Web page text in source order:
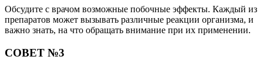
Обсудите с врачом возможные побочные эффекты. Каждый из
препаратов может вызывать различные реакции организма, и
важно знать, на что обращать внимание при их применении.
СОВЕТ №3